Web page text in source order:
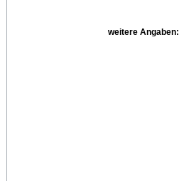
weitere Angaben: